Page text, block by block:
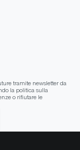
tramite newsletter da
la politica sulla
o rifiutare le